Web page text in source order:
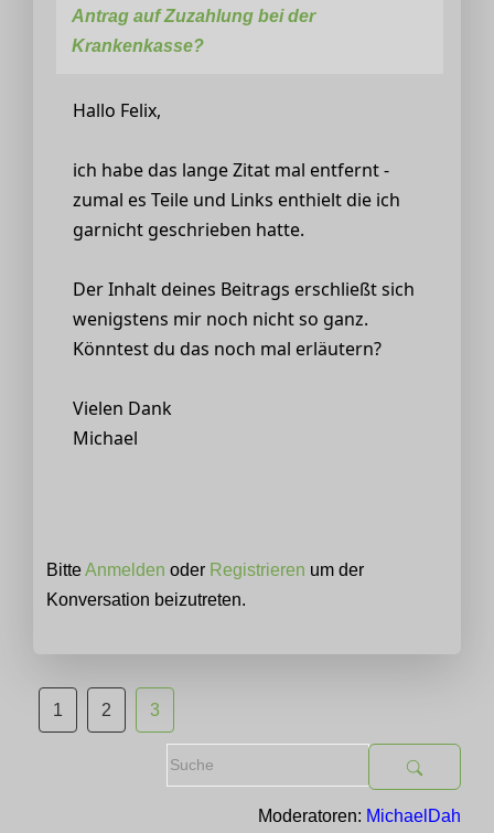
Antrag auf Zuzahlung bei der
Krankenkasse?
Hallo Felix,
ich habe das lange Zitat mal entfernt -
zumal es Teile und Links enthielt die ich
garnicht geschrieben hatte.
Der Inhalt deines Beitrags erschließt sich
wenigstens mir noch nicht so ganz.
Könntest du das noch mal erläutern?
Vielen Dank
Michael
BitteAnmelden oder Registrieren um der
Konversation beizutreten.
1 2 3
Moderatoren: MichaelDah